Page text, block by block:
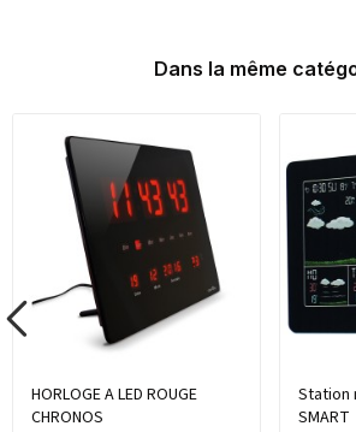
Dans la même
HORLOGE A LED ROUGE
CHRONOS
Station
SMART